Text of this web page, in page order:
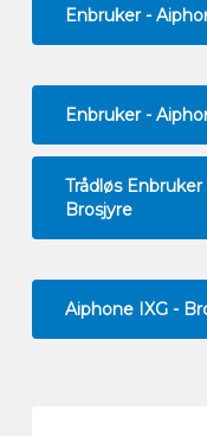
Enbruker -
Enbruker -
Trådløs Enbruker
Brosjyre
Aiphone IXG -